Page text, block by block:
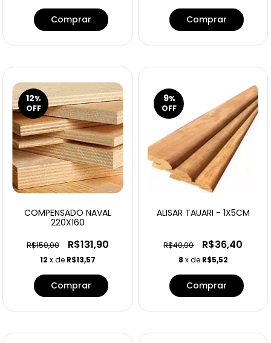
Comprar
12%
OFF
COMPENSADO NAVAL
220X160
R$150,00 R$131,90
12 x de R$13,57
Comprar
9%
OFF
ALISAR TAUARI - 1X5CM
R$40,00 R$36,40
8 x de R$5,52